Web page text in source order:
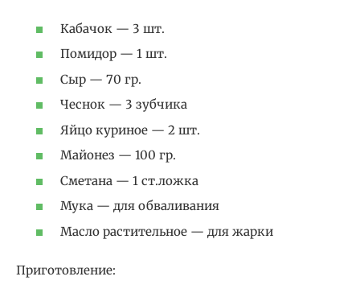
Кабачок — 3 шт.
Помидор — 1 шт.
Сыр — 70 гр.
Чеснок — 3 зубчика
Яйцо куриное — 2 шт.
Майонез — 100 гр.
Сметана — 1 ст.ложка
Мука — для обваливания
Масло растительное — для жарки
Приготовление: